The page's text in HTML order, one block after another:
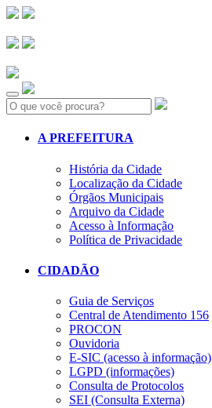
Search:
A PREFEITURA
História da Cidade
Localização da Cidade
Órgãos Municipais
Arquivo da Cidade
Acesso à Informação
Política de Privacidade
CIDADÃO
Guia de Serviços
Central de Atendimento 156
PROCON
Ouvidoria
E-SIC (acesso à informação)
LGPD (informações)
Consulta de Protocolos
SEI (Consulta Externa)